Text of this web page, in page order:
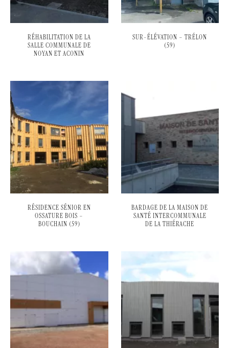
RÉHABILITATION DE LA
SALLE COMMUNALE DE
NOYAN ET ACONIN
SUR-ÉLÉVATION – TRÉLON
(59)
RÉSIDENCE SÉNIOR EN
OSSATURE BOIS –
BOUCHAIN (59)
BARDAGE DE LA MAISON DE
SANTÉ INTERCOMMUNALE
DE LA THIÉRACHE